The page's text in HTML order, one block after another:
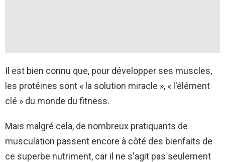
Il est bien connu que, pour développer ses muscles,
les protéines sont « la solution miracle », « l'élément
clé » du monde du fitness.
Mais malgré cela, de nombreux pratiquants de
musculation passent encore à côté des bienfaits de
ce superbe nutriment, car il ne s'agit pas seulement